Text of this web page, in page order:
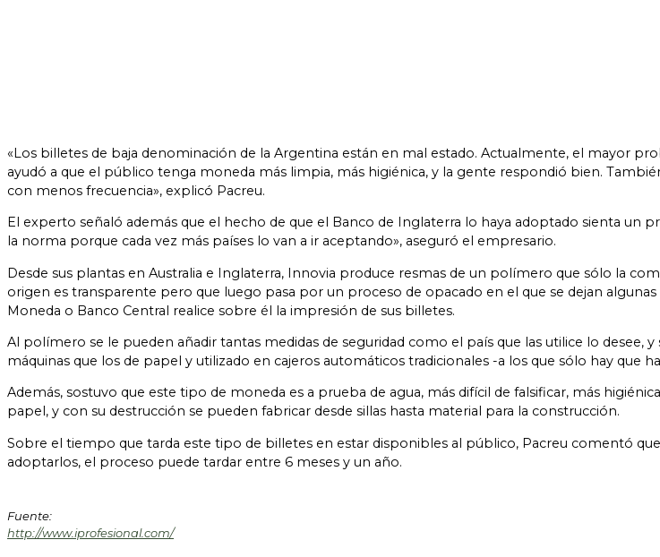
«Los billetes de baja denominación de la Argentina están en mal estado. Actualmente, el mayor
ayudó a que el público tenga moneda más limpia, más higiénica, y la gente respondió bien.
con menos frecuencia», explicó Pacreu.
El experto señaló además que el hecho de que el Banco de Inglaterra lo haya adoptado sienta un
la norma porque cada vez más países lo van a ir aceptando», aseguró el empresario.
Desde sus plantas en Australia e Inglaterra, Innovia produce resmas de un polímero que sólo la
origen es transparente pero que luego pasa por un proceso de opacado en el que se dejan algunas
Moneda o Banco Central realice sobre él la impresión de sus billetes.
Al polímero se le pueden añadir tantas medidas de seguridad como el país que las utilice lo desee,
máquinas que los de papel y utilizado en cajeros automáticos tradicionales -a los que sólo hay que
Además, sostuvo que este tipo de moneda es a prueba de agua, más difícil de falsificar, más
papel, y con su destrucción se pueden fabricar desde sillas hasta material para la construcción.
Sobre el tiempo que tarda este tipo de billetes en estar disponibles al público, Pacreu comentó
adoptarlos, el proceso puede tardar entre 6 meses y un año.
Fuente:
http://www.iprofesional.com/